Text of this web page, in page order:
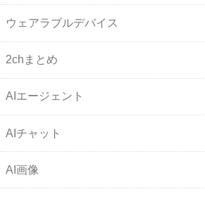
ウェアラブルデバイス
2chまとめ
AIエージェント
AIチャット
AI画像